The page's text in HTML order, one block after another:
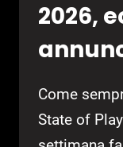
2026,
Come
State of